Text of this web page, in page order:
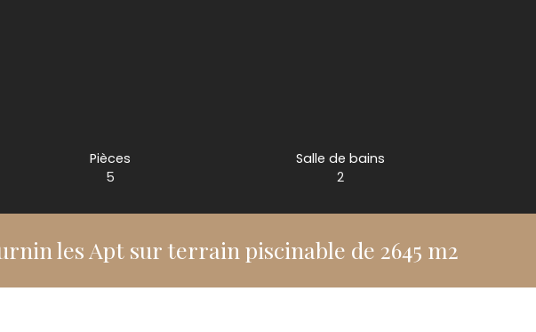
Pièces
5
Salle de bains
2
les Apt sur terrain piscinable de 2645 m2